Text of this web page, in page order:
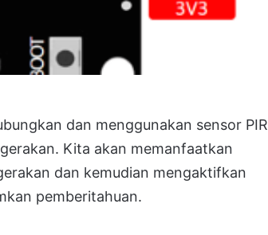
dan menggunakan sensor PIR
Kita akan memanfaatkan
dan kemudian mengaktifkan
pemberitahuan.